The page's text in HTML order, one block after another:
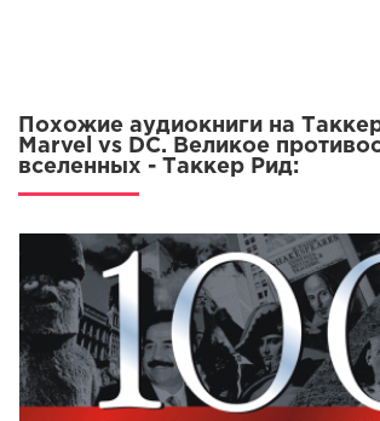
Похожие аудиокниги на
Marvel vs DC. Великое
вселенных - Таккер Рид: